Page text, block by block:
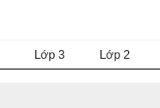
Lớp 3 Lớp 2